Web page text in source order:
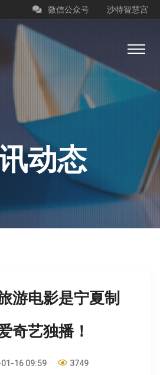
沙特智慧宫
微信公众号
动态
游电影是宁夏制
奇艺独播！
16 09:59 3749